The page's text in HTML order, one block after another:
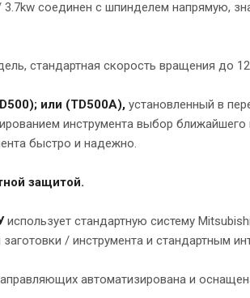
соединен с шпинделем напрямую,
стандартная скорость вращения до
или (TD500A), установленный в
инструмента выбор ближайшего
быстро и надежно.
защитой.
использует стандартную систему
/ инструмента и стандартным
автоматизирована и